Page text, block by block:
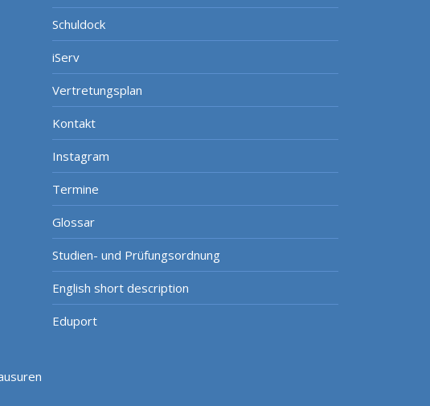
Schuldock
iServ
Vertretungsplan
Kontakt
Instagram
Termine
Glossar
Studien- und Prüfungsordnung
English short description
Eduport